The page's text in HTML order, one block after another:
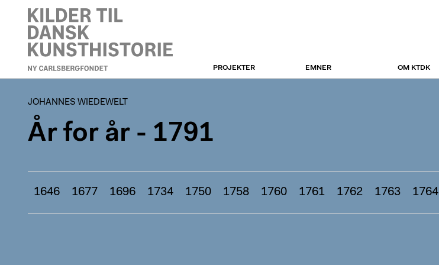
JOHANNES WIEDEWELT
PROJEKTER EMNER OM KTDK
JOHANNES WIEDEWELT
År for år - 1791
1646 1677 1696 1734 1750 1758 1760 1761 1762 1763 1764